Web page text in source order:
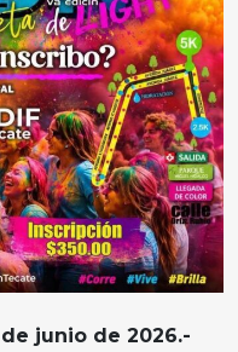
junio de 2026.-